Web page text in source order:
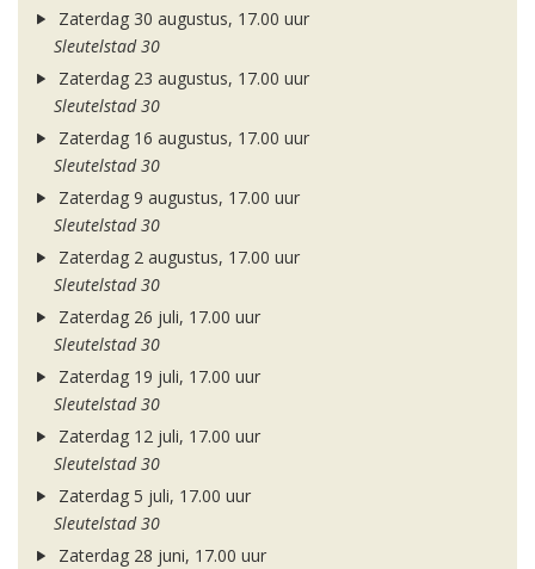
Zaterdag 30 augustus, 17.00 uur
Sleutelstad 30
Zaterdag 23 augustus, 17.00 uur
Sleutelstad 30
Zaterdag 16 augustus, 17.00 uur
Sleutelstad 30
Zaterdag 9 augustus, 17.00 uur
Sleutelstad 30
Zaterdag 2 augustus, 17.00 uur
Sleutelstad 30
Zaterdag 26 juli, 17.00 uur
Sleutelstad 30
Zaterdag 19 juli, 17.00 uur
Sleutelstad 30
Zaterdag 12 juli, 17.00 uur
Sleutelstad 30
Zaterdag 5 juli, 17.00 uur
Sleutelstad 30
Zaterdag 28 juni, 17.00 uur